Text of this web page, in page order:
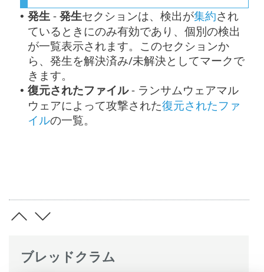
ブレッドクラム
• 発生 - 発生セクションは、検出が集約され
ているときにのみ有効であり、個別の検出
が一覧表示されます。このセクションか
ら、発生を解決済み/未解決としてマークで
きます。
• 復元されたファイル- ランサムウェアマル
ウェアによって攻撃された復元されたファ
イルの一覧。